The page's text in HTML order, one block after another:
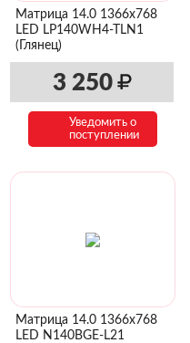
Матрица 14.0 1366x768
LED LP140WH4-TLN1
(Глянец)
3 250
Уведомить о
поступлении
Матрица 14.0 1366x768
LED N140BGE-L21